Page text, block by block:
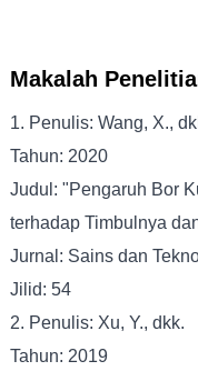
Makalah
1. Penulis: Wang, X.,
Tahun: 2020
Judul: "Pengaruh Bor
terhadap Timbulnya
Jurnal: Sains dan
Jilid: 54
2. Penulis: Xu, Y., dkk.
Tahun: 2019